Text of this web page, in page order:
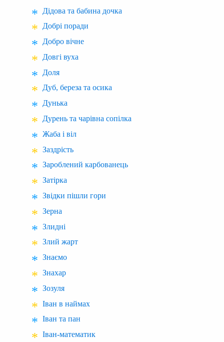
Дідова та бабина дочка
Добрі поради
Добро вічне
Довгі вуха
Доля
Дуб, береза та осика
Дунька
Дурень та чарівна сопілка
Жаба і віл
Заздрість
Зароблений карбованець
Затірка
Звідки пішли гори
Зерна
Злидні
Злий жарт
Знаємо
Знахар
Зозуля
Іван в наймах
Іван та пан
Іван-математик